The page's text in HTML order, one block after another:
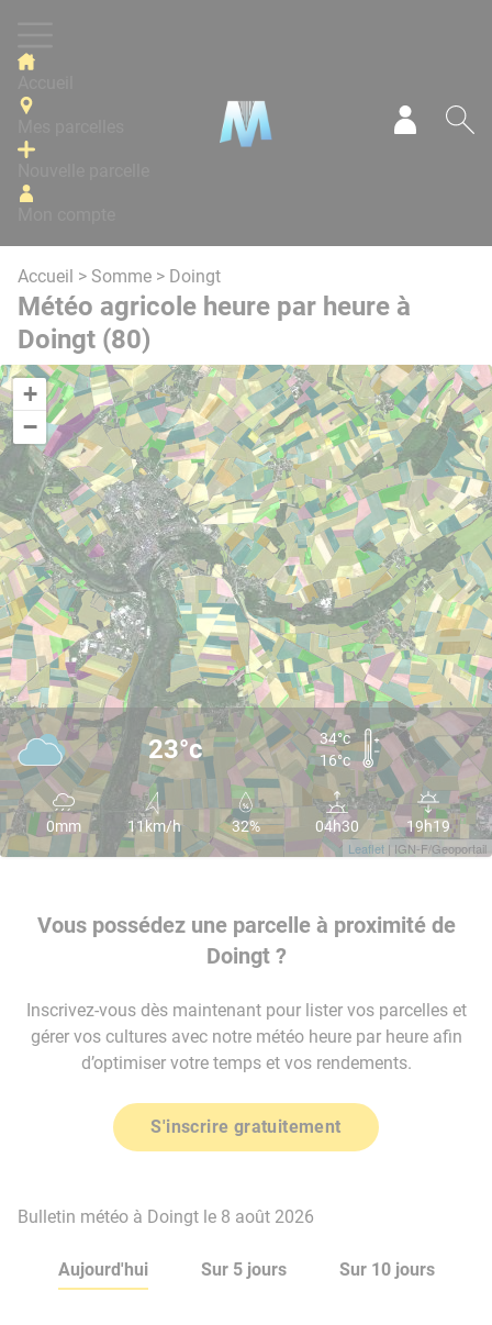
Accueil > Somme > Doingt
Météo agricole heure par heure à
Doingt (80)
+
−
Leaflet | IGN-F/Geoportail
23°c
34°c
16°c
0mm 11km/h 32% 04h30 19h19
Vous possédez une parcelle à proximité de
Doingt ?
Inscrivez-vous dès maintenant pour lister vos parcelles et
gérer vos cultures avec notre météo heure par heure afin
d’optimiser votre temps et vos rendements.
S'inscrire gratuitement
Bulletin météo à Doingt le 8 août 2026
Aujourd'hui Sur 5 jours Sur 10 jours